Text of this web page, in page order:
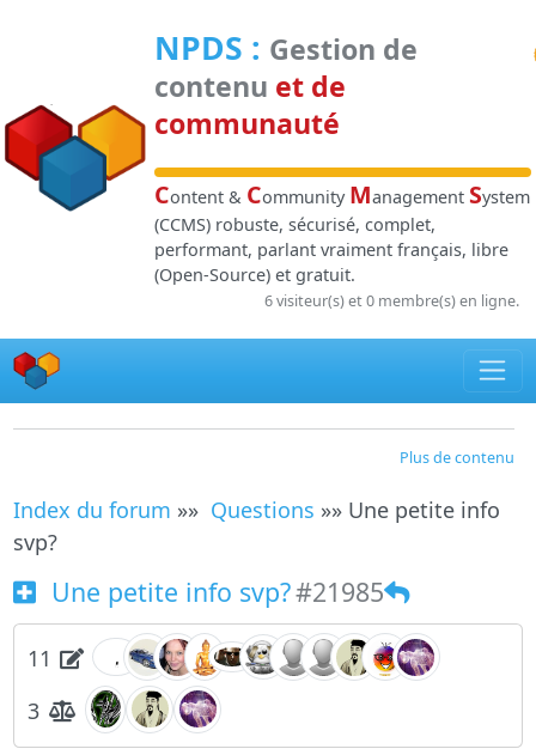
NPDS : Gestion de
contenu et de
communauté
Content & Community Management System
(CCMS) robuste, sécurisé, complet,
performant, parlant vraiment français, libre
(Open-Source) et gratuit.
6 visiteur(s) et 0 membre(s) en ligne.
Plus de contenu
Index du forum »» Questions »» Une petite info
svp?
Une petite info svp?#21985
11
3